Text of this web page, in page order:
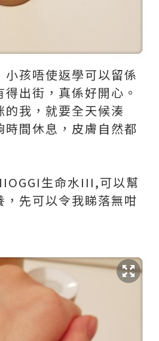
小孩唔使返學可以留係
出街，真係好開心。
我，就要全天候湊
間休息，皮膚自然都
生命水III,可以幫
，先可以令我睇落無咁